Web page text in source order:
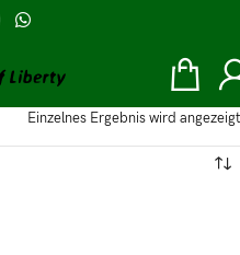
Einzelnes Ergebnis wird angezeigt